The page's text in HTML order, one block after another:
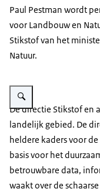
Paul Pestman wordt
voor Landbouw en
Stikstof van het
Natuur.
Vergroot afbeelding Paul
De directie Stikstof en
landelijk gebied. De
heldere kaders voor
basis voor het
betrouwbare data,
waakt over de